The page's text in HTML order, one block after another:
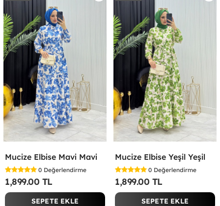
Mucize Elbise Mavi Mavi
0 Değerlendirme
1,899.00 TL
SEPETE EKLE
Mucize Elbise Yeşil Yeşil
0 Değerlendirme
1,899.00 TL
SEPETE EKLE